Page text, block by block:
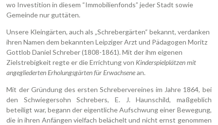
wo Investition in diesem “Immobilienfonds” jeder Stadt sowie
Gemeinde nur guttäten.
Unsere Kleingärten, auch als „Schrebergärten“ bekannt, verdanken
ihren Namen dem bekannten Leipziger Arzt und Pädagogen Moritz
Gottlob Daniel Schreber (1808-1861). Mit der ihm eigenen
Zielstrebigkeit regte er die Errichtung von Kinderspielplätzen mit
angegliederten Erholungsgärten für Erwachsenean.
Mit der Gründung des ersten Schrebervereines im Jahre 1864, bei
den Schwiegersohn Schrebers, E. J. Haunschild, maßgeblich
beteiligt war, begann der eigentliche Aufschwung einer Bewegung,
die in ihren Anfängen vielfach belächelt und nicht ernst genommen